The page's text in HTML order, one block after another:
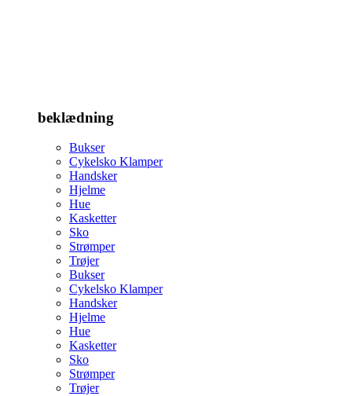
beklædning
Bukser
Cykelsko Klamper
Handsker
Hjelme
Hue
Kasketter
Sko
Strømper
Trøjer
Bukser
Cykelsko Klamper
Handsker
Hjelme
Hue
Kasketter
Sko
Strømper
Trøjer